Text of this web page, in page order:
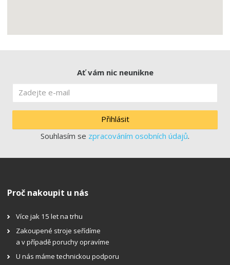
Ať vám nic neunikne
Přihlásit
Souhlasím se zpracováním osobních údajů.
Proč nakoupit u nás
Více jak 15 let na trhu
Zakoupené stroje seřídíme
a v případě poruchy opravíme
U nás máme technickou podporu